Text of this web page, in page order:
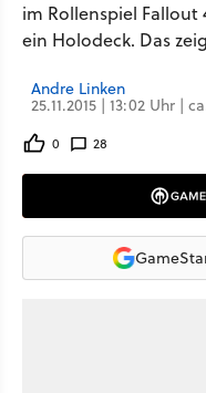
im Rollenspiel Fallout
ein Holodeck. Das
Andre Linken
25.11.2015 | 13:02 Uhr |
0 28